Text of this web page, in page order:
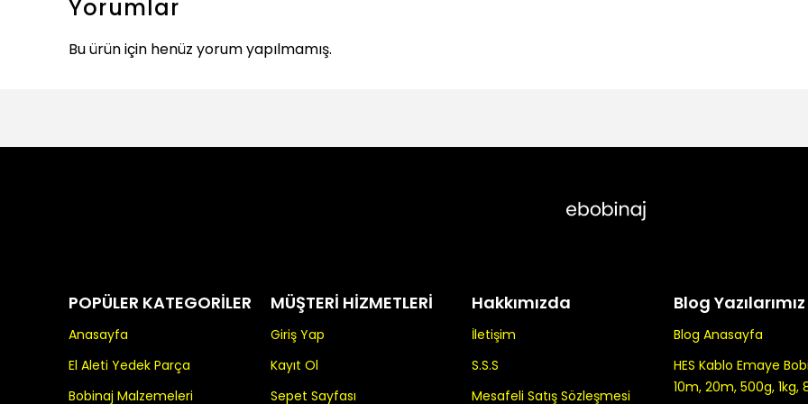
Yorumlar
Bu ürün için henüz yorum yapılmamış.
POPÜLER KATEGORİLER
Anasayfa
El Aleti Yedek Parça
Bobinaj Malzemeleri
MÜŞTERİ HİZMETLERİ
Giriş Yap
Kayıt Ol
Sepet Sayfası
Hakkımızda
İletişim
S.S.S
Mesafeli Satış Sözleşmesi
Blog Yazılarımız
Blog Anasayfa
HES Kablo Emaye
10m, 20m, 500g, 1kg,